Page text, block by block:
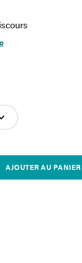
AJOUTER AU PANIER